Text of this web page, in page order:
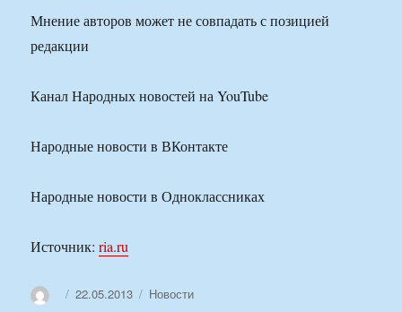
Мнение авторов может не совпадать с позицией
редакции
Канал Народных новостей на YouTube
Народные новости в ВКонтакте
Народные новости в Одноклассниках
Источник:ria.ru
АвторОпубликовано
22.05.2013 Рубрики
Новости